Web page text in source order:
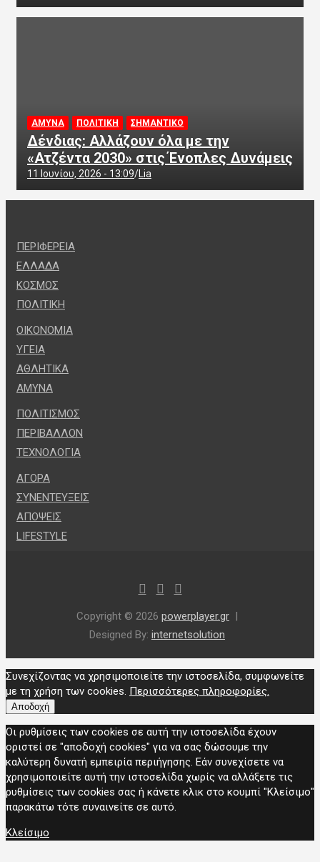
ΑΜΥΝΑ ΠΟΛΙΤΙΚΗ ΣΗΜΑΝΤΙΚΟ
Δένδιας: Αλλάζουν όλα με την
«Ατζέντα 2030» στις Ένοπλες Δυνάμεις
11 Ιουνίου, 2026 - 13:09 Lia
ΠΕΡΙΦΕΡΕΙΑ
ΕΛΛΑΔΑ
ΚΟΣΜΟΣ
ΠΟΛΙΤΙΚΗ
ΟΙΚΟΝΟΜΙΑ
ΥΓΕΙΑ
ΑΘΛΗΤΙΚΑ
ΑΜΥΝΑ
ΠΟΛΙΤΙΣΜΟΣ
ΠΕΡΙΒΑΛΛΟΝ
ΤΕΧΝΟΛΟΓΙΑ
ΑΓΟΡΑ
ΣΥΝΕΝΤΕΥΞΕΙΣ
ΑΠΟΨΕΙΣ
LIFESTYLE
Copyright © 2026 powerplayer.gr
Designed By: internetsolution
Συνεχίζοντας να χρησιμοποιείτε την ιστοσελίδα, συμφωνείτε
με τη χρήση των cookies. Περισσότερες πληροφορίες.
Αποδοχή
Οι ρυθμίσεις των cookies σε αυτή την ιστοσελίδα έχουν
οριστεί σε "αποδοχή cookies" για να σας δώσουμε την
καλύτερη δυνατή εμπειρία περιήγησης. Εάν συνεχίσετε να
χρησιμοποιείτε αυτή την ιστοσελίδα χωρίς να αλλάξετε τις
ρυθμίσεις των cookies σας ή κάνετε κλικ στο κουμπί "Κλείσιμο"
παρακάτω τότε συναινείτε σε αυτό.
Κλείσιμο